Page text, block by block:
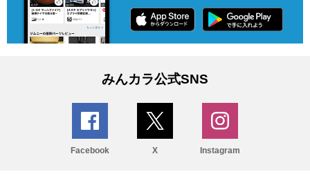
みんカラ公式SNS
Facebook X Instagram